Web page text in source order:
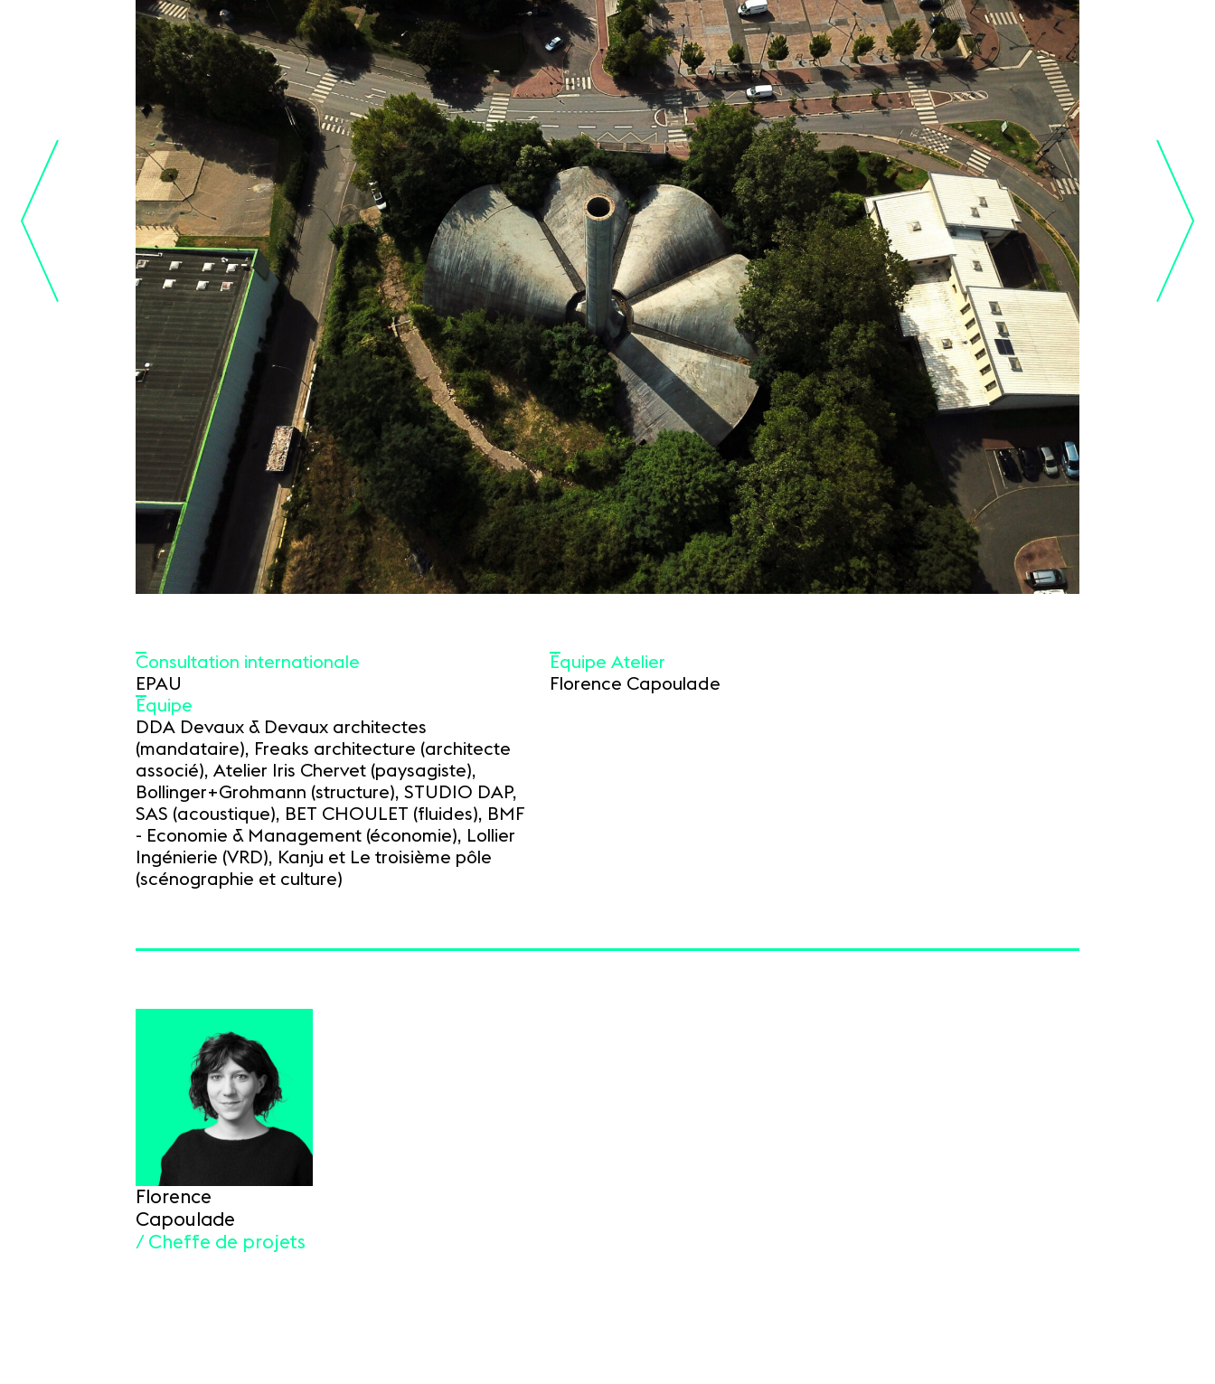
Consultation internationale
EPAU
Équipe
DDA Devaux & Devaux architectes
(mandataire), Freaks architecture (architecte
associé), Atelier Iris Chervet (paysagiste),
Bollinger+Grohmann (structure), STUDIO DAP,
SAS (acoustique), BET CHOULET (fluides), BMF
- Economie & Management (économie), Lollier
Ingénierie (VRD), Kanju et Le troisième pôle
(scénographie et culture)
Équipe Atelier
Florence Capoulade
Florence
Capoulade
/ Cheffe de projets